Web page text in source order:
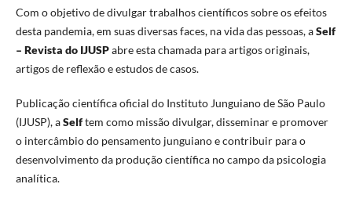
Com o objetivo de divulgar trabalhos científicos sobre os efeitos
desta pandemia, em suas diversas faces, na vida das pessoas, aSelf
– Revista do IJUSPabre esta chamada para artigos originais,
artigos de reflexão e estudos de casos.
Publicação científica oficial do Instituto Junguiano de São Paulo
(IJUSP), aSelftem como missão divulgar, disseminar e promover
o intercâmbio do pensamento junguiano e contribuir para o
desenvolvimento da produção científica no campo da psicologia
analítica.